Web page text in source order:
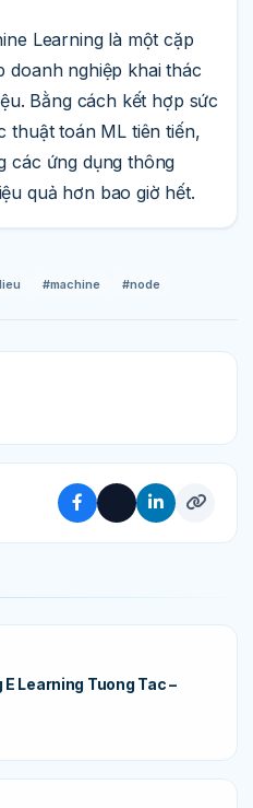
Learning là một cặp
doanh nghiệp khai thác
Bằng cách kết hợp sức
thuật toán ML tiên tiến,
các ứng dụng thông
quả hơn bao giờ hết.
#machine #node
Learning Tuong Tac –